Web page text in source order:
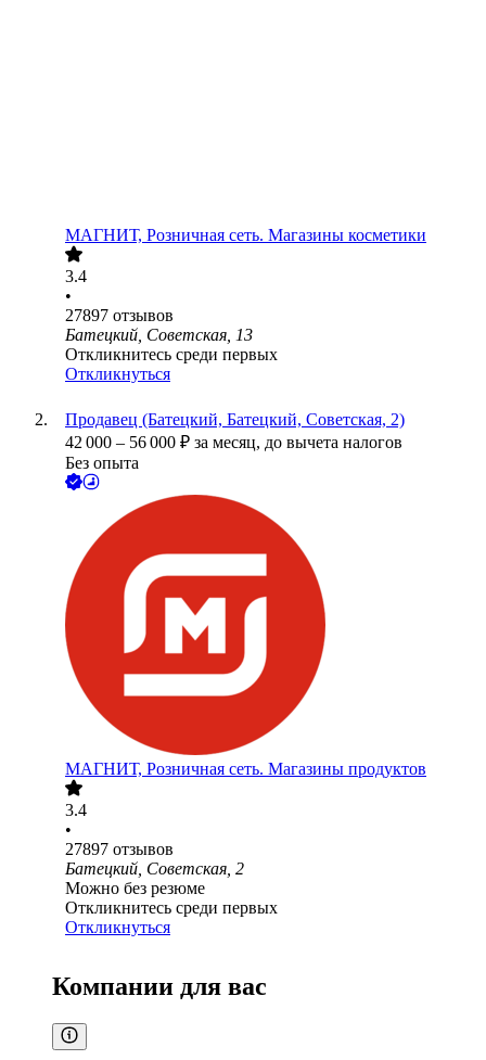
МАГНИТ, Розничная сеть. Магазины косметики
3.4
•
27897 отзывов
Батецкий, Советская, 13
Откликнитесь среди первых
Откликнуться
Продавец (Батецкий, Батецкий, Советская, 2)
42 000 – 56 000 ₽ за месяц, до вычета налогов
Без опыта
МАГНИТ, Розничная сеть. Магазины продуктов
3.4
•
27897 отзывов
Батецкий, Советская, 2
Можно без резюме
Откликнитесь среди первых
Откликнуться
Компании для вас